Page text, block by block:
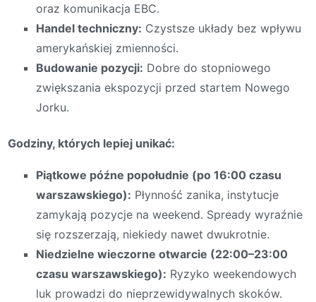
oraz komunikacja EBC.
Handel techniczny: Czystsze układy bez wpływu
amerykańskiej zmienności.
Budowanie pozycji: Dobre do stopniowego
zwiększania ekspozycji przed startem Nowego
Jorku.
Godziny, których lepiej unikać:
Piątkowe późne popołudnie (po 16:00 czasu
warszawskiego): Płynność zanika, instytucje
zamykają pozycje na weekend. Spready wyraźnie
się rozszerzają, niekiedy nawet dwukrotnie.
Niedzielne wieczorne otwarcie (22:00–23:00
czasu warszawskiego): Ryzyko weekendowych
luk prowadzi do nieprzewidywalnych skoków.